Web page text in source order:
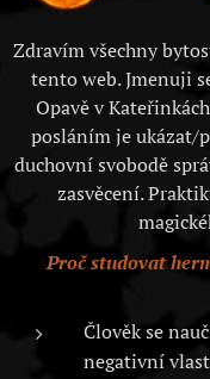
Zdravím všechny
tento web. Jmenuji
Opavě v
posláním je ukázat/
duchovní svobodě
zasvěcení.
Proč studovat
Člověk se
negativní